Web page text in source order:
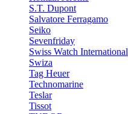
S.T. Dupont
Salvatore Ferragamo
Seiko
Sevenfriday
Swiss Watch International
Swiza
Tag Heuer
Technomarine
Teslar
Tissot